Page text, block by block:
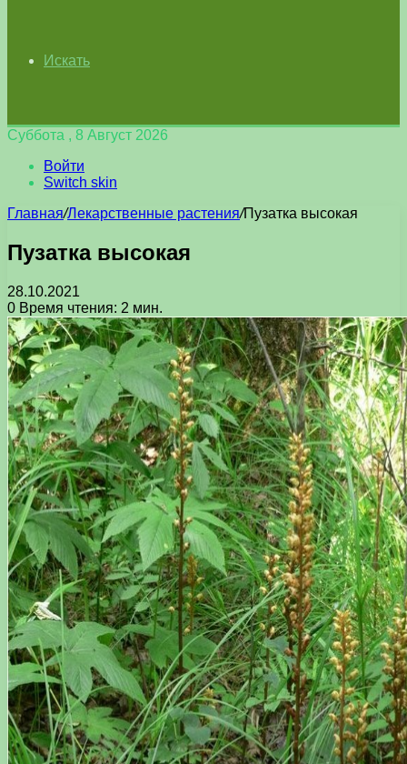
Искать
Суббота , 8 Август 2026
Войти
Switch skin
Главная/Лекарственные растения/Пузатка высокая
Пузатка высокая
28.10.2021
0 Время чтения: 2 мин.